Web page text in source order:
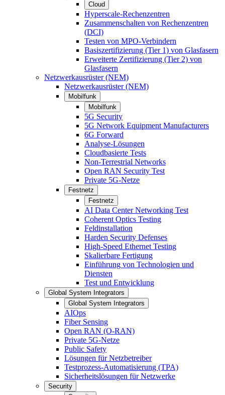
Cloud
Hyperscale-Rechenzentren
Zusammenschalten von Rechenzentren
(DCI)
Testen von MPO-Verbindern
Basiszertifizierung (Tier 1) von Glasfasern
Erweiterte Zertifizierung (Tier 2) von
Glasfasern
Netzwerkausrüster (NEM)
Netzwerkausrüster (NEM)
Mobilfunk
Mobilfunk
5G Security
5G Network Equipment Manufacturers
6G Forward
Analyse-Lösungen
Cloudbasierte Tests
Non-Terrestrial Networks
Open RAN Security Test
Private 5G-Netze
Festnetz
Festnetz
AI Data Center Networking Test
Coherent Optics Testing
Feldinstallation
Harden Security Defenses
High-Speed Ethernet Testing
Skalierbare Fertigung
Einführung von Technologien und
Diensten
Test und Entwicklung
Global System Integrators
Global System Integrators
AIOps
Fiber Sensing
Open RAN (O-RAN)
Private 5G-Netze
Public Safety
Lösungen für Netzbetreiber
Testprozess-Automatisierung (TPA)
Sicherheitslösungen für Netzwerke
Security